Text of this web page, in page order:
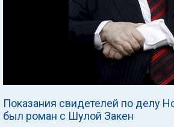
Показания свидетелей по делу
был роман с Шулой Закен